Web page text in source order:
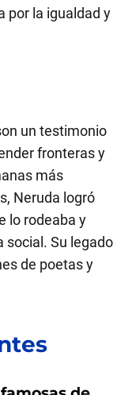
por la igualdad y
un testimonio
fronteras y
más
Neruda logró
lo rodeaba y
social. Su legado
de poetas y